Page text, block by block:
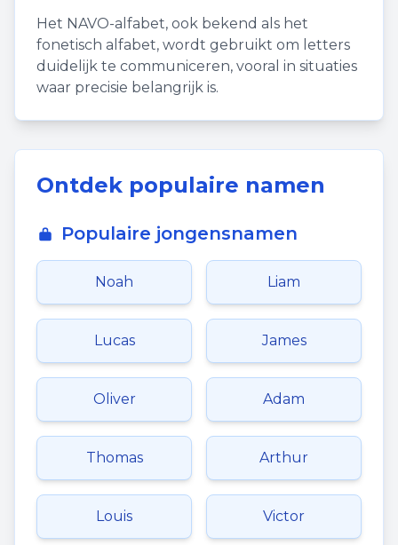
Het NAVO-alfabet, ook bekend als het
fonetisch alfabet, wordt gebruikt om letters
duidelijk te communiceren, vooral in situaties
waar precisie belangrijk is.
Ontdek populaire namen
Populaire jongensnamen
Noah Liam
Lucas James
Oliver Adam
Thomas Arthur
Louis Victor